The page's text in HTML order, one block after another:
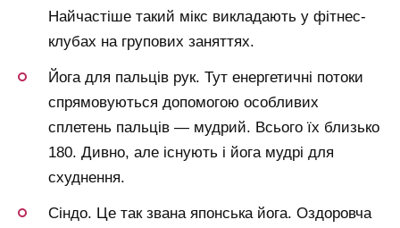
Найчастіше такий мікс викладають у фітнес-
клубах на групових заняттях.
Йога для пальців рук. Тут енергетичні потоки
спрямовуються допомогою особливих
сплетень пальців — мудрий. Всього їх близько
180. Дивно, але існують і йога мудрі для
схуднення.
Сіндо. Це так звана японська йога. Оздоровча